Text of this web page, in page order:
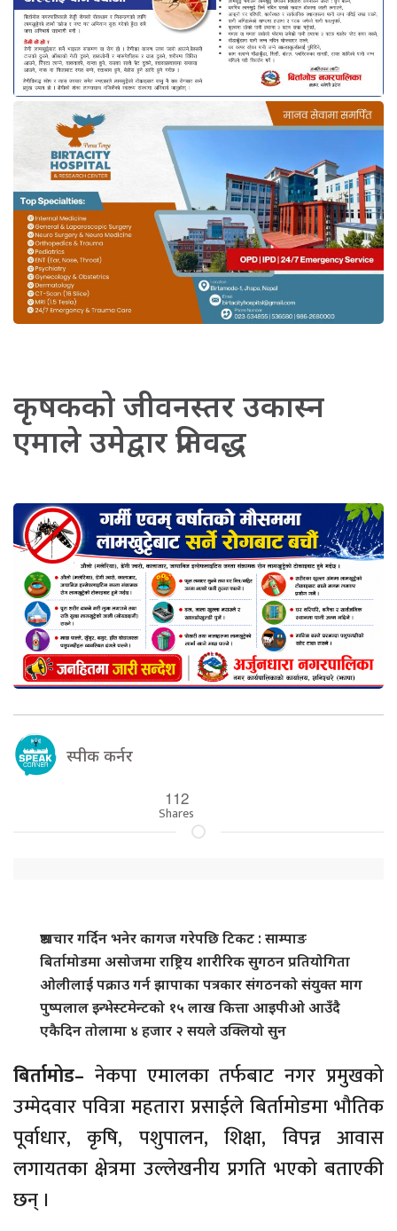
कृषकको जीवनस्तर उकास्न
एमाले उमेद्वार प्रतिवद्ध
स्पीक कर्नर
112
Shares
भ्रष्टाचार गर्दिन भनेर कागज गरेपछि टिकट : साम्पाङ
बिर्तामोडमा असोजमा राष्ट्रिय शारीरिक सुगठन प्रतियोगिता
ओलीलाई पक्राउ गर्न झापाका पत्रकार संगठनको संयुक्त माग
पुष्पलाल इन्भेस्टमेन्टको १५ लाख कित्ता आइपीओ आउँदै
एकैदिन तोलामा ४ हजार २ सयले उक्लियो सुन
बिर्तामोड– नेकपा एमालका तर्फबाट नगर प्रमुखको
उम्मेदवार पवित्रा महतारा प्रसाईले बिर्तामोडमा भौतिक
पूर्वाधार, कृषि, पशुपालन, शिक्षा, विपन्न आवास
लगायतका क्षेत्रमा उल्लेखनीय प्रगति भएको बताएकी
छन् ।